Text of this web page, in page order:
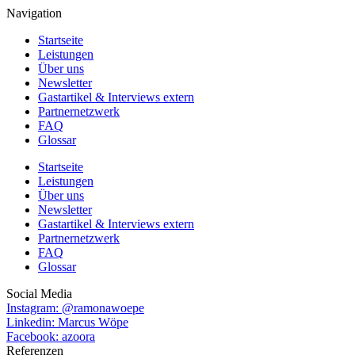
Navigation
Startseite
Leistungen
Über uns
Newsletter
Gastartikel & Interviews extern
Partnernetzwerk
FAQ
Glossar
Startseite
Leistungen
Über uns
Newsletter
Gastartikel & Interviews extern
Partnernetzwerk
FAQ
Glossar
Social Media
Instagram: @ramonawoepe
Linkedin: Marcus Wöpe
Facebook: azoora
Referenzen